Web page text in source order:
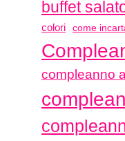
buffet
colori come
compleanno